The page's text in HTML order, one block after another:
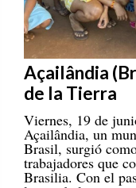
Açailândia
de la Tierra
Viernes, 19 de
Açailândia, un
Brasil, surgió
trabajadores que
Brasilia. Con el
la par de las